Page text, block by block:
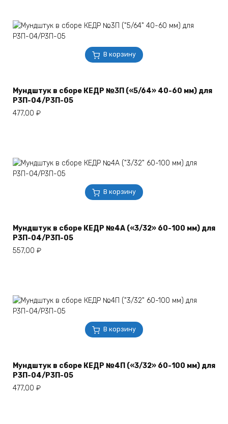
В корзину
Мундштук в сборе КЕДР №3П («5/64» 40-60 мм) для
Р3П-04/Р3П-05
477,00 ₽
В корзину
Мундштук в сборе КЕДР №4А («3/32» 60-100 мм) для
Р3П-04/Р3П-05
557,00 ₽
В корзину
Мундштук в сборе КЕДР №4П («3/32» 60-100 мм) для
Р3П-04/Р3П-05
477,00 ₽